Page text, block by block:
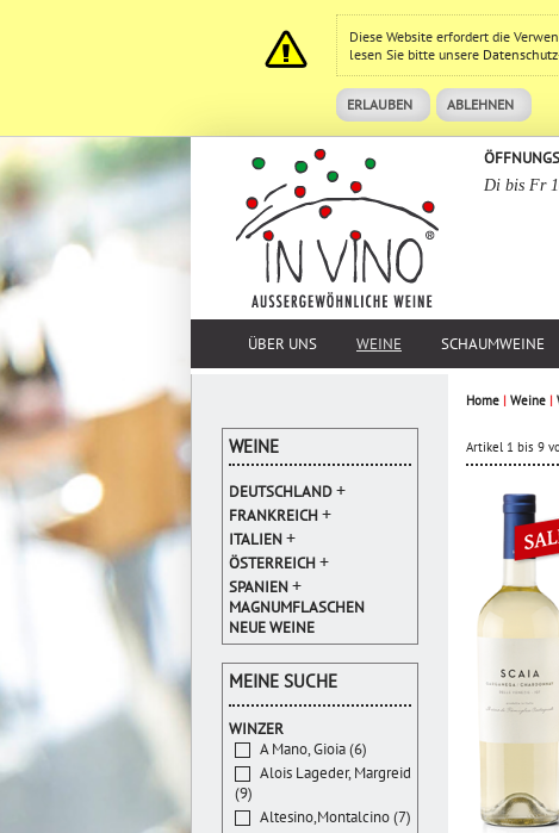
Diese Website erfordert die
lesen Sie bitte unsere Datenschutz
ERLAUBEN ABLEHNEN
Di bis Fr
ÜBER UNS WEINE SCHAUMWEINE
Home | Weine |
Artikel 1 bis 9
WEINE
DEUTSCHLAND+
FRANKREICH+
ITALIEN+
ÖSTERREICH+
SPANIEN+
MAGNUMFLASCHEN
NEUE WEINE
MEINE SUCHE
WINZER
A Mano, Gioia (6)
Alois Lageder, Margreid
(9)
Altesino,Montalcino (7)